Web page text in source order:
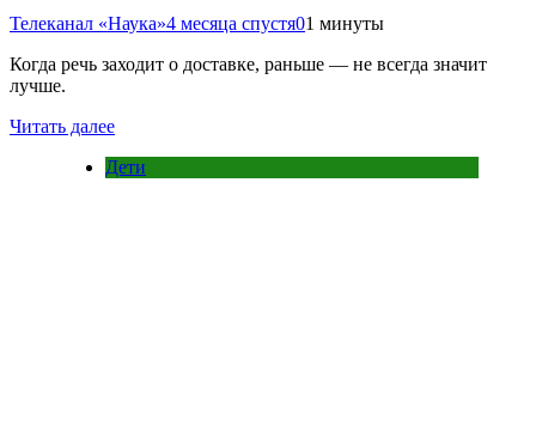
Телеканал «Наука»4 месяца спустя01 минуты
Когда речь заходит о доставке, раньше — не всегда значит
лучше.
Читать далее
Дети